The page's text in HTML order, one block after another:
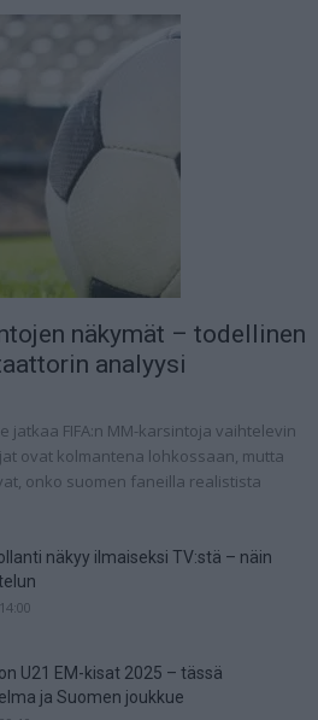
näkymät – todellinen
analyysi
jatkaa FIFA:n MM-karsintoja vaihtelevin
ovat kolmantena lohkossaan, mutta
onko suomen faneilla realistista
näkyy ilmaiseksi TV:stä – näin
U21 EM-kisat 2025 – tässä
ja Suomen joukkue